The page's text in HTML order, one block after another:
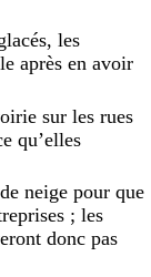
les
après en avoir
sur les rues
qu’elles
neige pour que
; les
donc pas